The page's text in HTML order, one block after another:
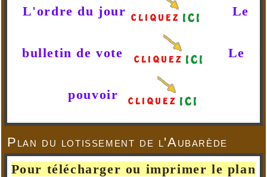
L'ordre du jour Le
bulletin de vote Le
pouvoir
Plan du lotissement de l'Aubarède
Pour télécharger ou imprimer le plan